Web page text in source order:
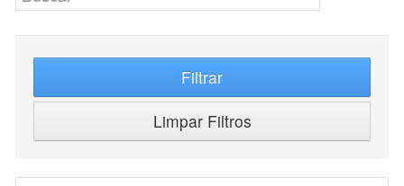
Filtrar
Limpar Filtros